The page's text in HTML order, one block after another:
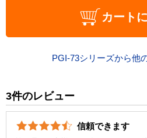
PGI-73MBK
730 円
カラー マットブラック
顔料・染料 染料
カート
PGI-73シリーズから他
3件のレビュー
信頼できます